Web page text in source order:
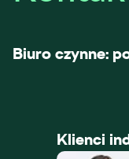
Biuro czynne:
Klienci